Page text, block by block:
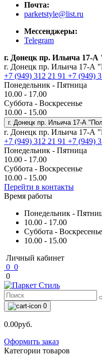
Почта:
parketstyle@list.ru
Мессенджеры:
Telegram
г. Донецк пр. Ильича 17-А
г. Донецк пр. Ильича 17-А
+7 (949) 312 21 91 +7 (949)
Понедельник - Пятница
10.00 - 17.00
Суббота - Воскресенье
10.00 - 15.00
г. Донецк пр. Ильича 17-А
г. Донецк пр. Ильича 17-А
+7 (949) 312 21 91 +7 (949)
Понедельник - Пятница
10.00 - 17.00
Суббота - Воскресенье
10.00 - 15.00
Перейти в контакты
Время работы
Понедельник -
10.00 - 17.00
Суббота - Воскресенье
10.00 - 15.00
Личный кабинет
0 0
0
0
0.00руб.
Оформить заказ
Категории товаров